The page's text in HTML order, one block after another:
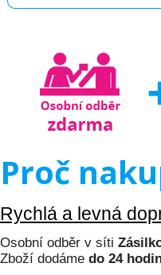
Proč
Rychlá a levná
Osobní odběr v síti
Zboží dodáme do 24